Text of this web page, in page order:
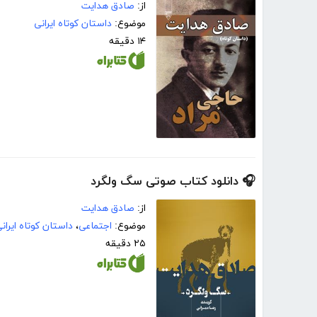
از: صادق هدایت
موضوع: داستان کوتاه ایرانی
۱۴ دقیقه
🎧 دانلود کتاب صوتی سگ ولگرد
از: صادق هدایت
موضوع: اجتماعی، داستان کوتاه
۲۵ دقیقه